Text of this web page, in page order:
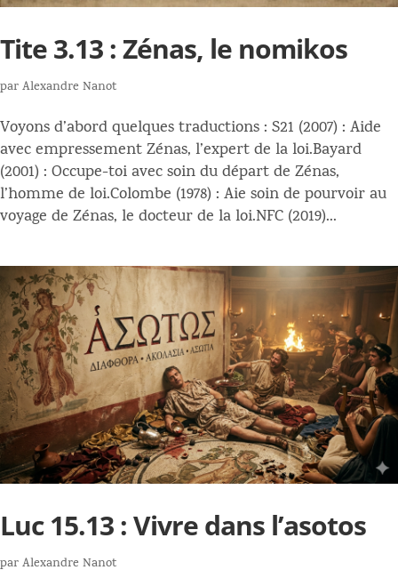
Tite 3.13 : Zénas, le nomikos
parAlexandre Nanot
Voyons d’abord quelques traductions : S21 (2007) : Aide
avec empressement Zénas, l’expert de la loi.Bayard
(2001) : Occupe-toi avec soin du départ de Zénas,
l’homme de loi.Colombe (1978) : Aie soin de pourvoir au
voyage de Zénas, le docteur de la loi.NFC (2019)...
Luc 15.13 : Vivre dans l’asotos
parAlexandre Nanot